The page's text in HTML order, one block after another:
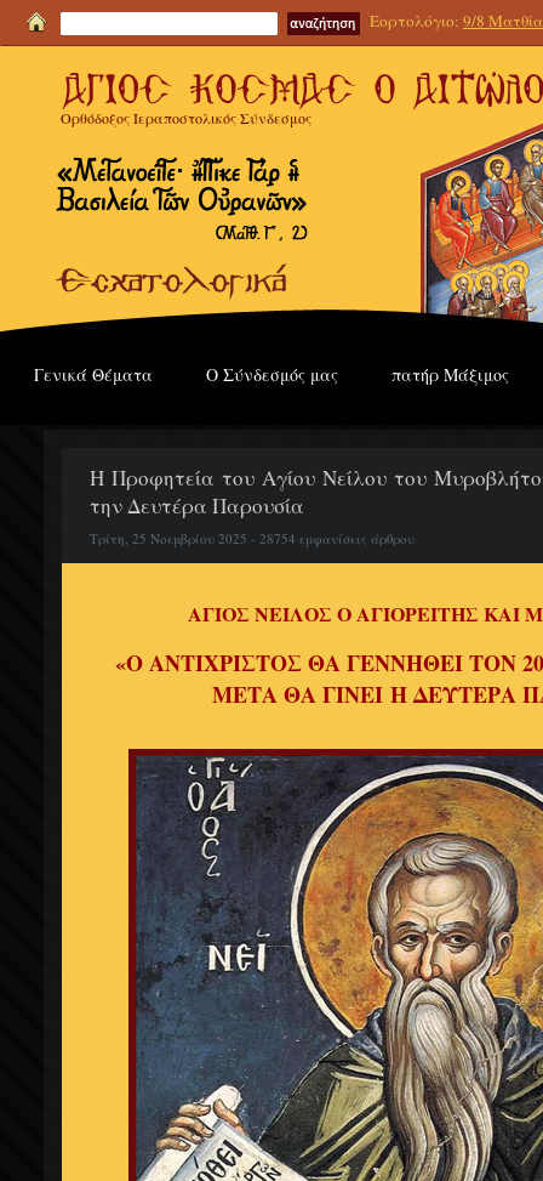
Εορτολόγιο: 9/8
Ορθόδοξος Ιεραποστολικός Σύνδεσμος
Γενικά Θέματα Ο Σύνδεσμός μας πατήρ Μάξιμος
Η Προφητεία του Αγίου Νείλου του
την Δευτέρα Παρουσία
Τρίτη, 25 Νοεμβρίου 2025 - 28754 εμφανίσεις άρθρου
ΑΓΙΟΣ ΝΕΙΛΟΣ Ο ΑΓΙΟΡΕΙΤΗΣ ΚΑΙ
«Ο ΑΝΤΙΧΡΙΣΤΟΣ ΘΑ ΓΕΝΝΗΘΕΙ ΤΟΝ 20
ΜΕΤΑ ΘΑ ΓΙΝΕΙ Η ΔΕΥΤΕΡΑ